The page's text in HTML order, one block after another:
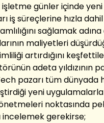
günler içinde
iş süreçlerine hızla
sağlamak
maliyetleri
artırdığını
adeta yıldızının
pazarı tüm dünyada
yeni
noktasında
incelemek gerekirse;